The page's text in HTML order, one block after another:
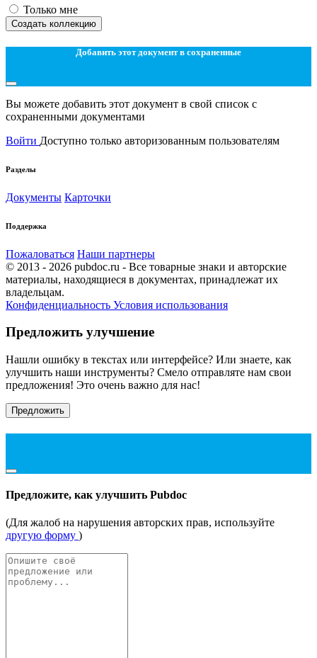
Только мне
Создать коллекцию
Добавить этот документ в сохраненные
Вы можете добавить этот документ в свой список с
сохраненными документами
Войти Доступно только авторизованным пользователям
Разделы
Документы Карточки
Поддержка
Пожаловаться Наши партнеры
© 2013 - 2026 pubdoc.ru - Все товарные знаки и авторские
материалы, находящиеся в документах, принадлежат их
владельцам.
Конфиденциальность Условия использования
Предложить улучшение
Нашли ошибку в текстах или интерфейсе? Или знаете, как
улучшить наши инструменты? Смело отправляте нам свои
предложения! Это очень важно для нас!
Предложить
Предложите, как улучшить Pubdoc
(Для жалоб на нарушения авторских прав, используйте
другую форму )